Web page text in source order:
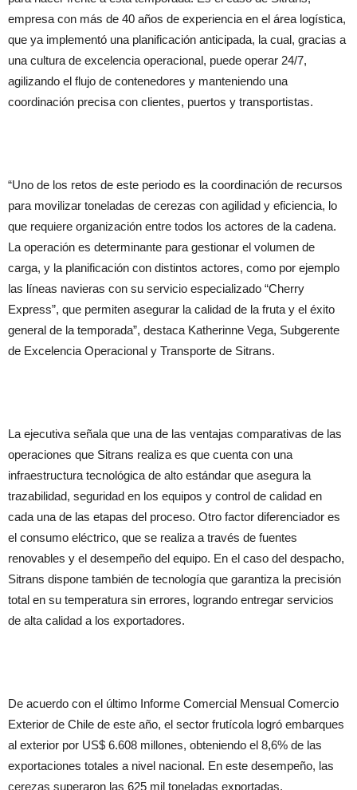
empresa con más de 40 años de experiencia en el área logística,
que ya implementó una planificación anticipada, la cual, gracias a
una cultura de excelencia operacional, puede operar 24/7,
agilizando el flujo de contenedores y manteniendo una
coordinación precisa con clientes, puertos y transportistas.
“Uno de los retos de este periodo es la coordinación de recursos
para movilizar toneladas de cerezas con agilidad y eficiencia, lo
que requiere organización entre todos los actores de la cadena.
La operación es determinante para gestionar el volumen de
carga, y la planificación con distintos actores, como por ejemplo
las líneas navieras con su servicio especializado “Cherry
Express”, que permiten asegurar la calidad de la fruta y el éxito
general de la temporada”, destaca Katherinne Vega, Subgerente
de Excelencia Operacional y Transporte de Sitrans.
La ejecutiva señala que una de las ventajas comparativas de las
operaciones que Sitrans realiza es que cuenta con una
infraestructura tecnológica de alto estándar que asegura la
trazabilidad, seguridad en los equipos y control de calidad en
cada una de las etapas del proceso. Otro factor diferenciador es
el consumo eléctrico, que se realiza a través de fuentes
renovables y el desempeño del equipo. En el caso del despacho,
Sitrans dispone también de tecnología que garantiza la precisión
total en su temperatura sin errores, logrando entregar servicios
de alta calidad a los exportadores.
De acuerdo con el último Informe Comercial Mensual Comercio
Exterior de Chile de este año, el sector frutícola logró embarques
al exterior por US$ 6.608 millones, obteniendo el 8,6% de las
exportaciones totales a nivel nacional. En este desempeño, las
cerezas superaron las 625 mil toneladas exportadas,